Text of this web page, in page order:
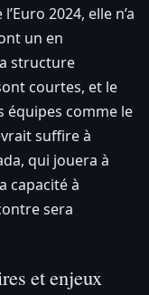
2024, elle n’a
un en
structure
courtes, et le
équipes comme le
suffire à
qui jouera à
capacité à
sera
et enjeux